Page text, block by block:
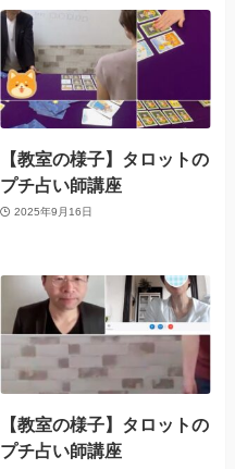
【教室の様子】タロットの
プチ占い師講座
2025年9月16日
【教室の様子】タロットの
プチ占い師講座